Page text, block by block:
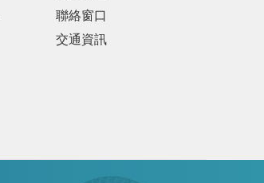
聯絡窗口
交通資訊